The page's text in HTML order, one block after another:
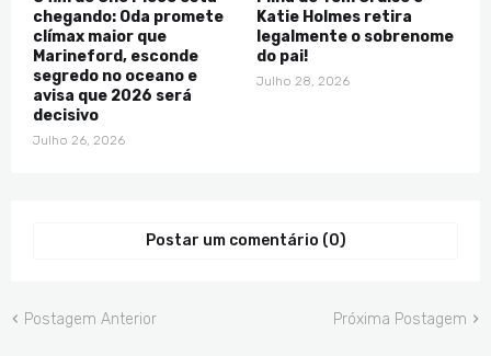
chegando: Oda promete
clímax maior que
Marineford, esconde
segredo no oceano e
avisa que 2026 será
decisivo
Julho 26, 2026
Katie Holmes retira
legalmente o sobrenome
do pai!
Julho 28, 2026
Postar um comentário (0)
Postagem Anterior Próxima Postagem